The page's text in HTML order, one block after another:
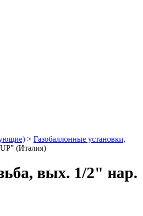
> Газобаллонные установки,
(Италия)
вых. 1/2" нар.